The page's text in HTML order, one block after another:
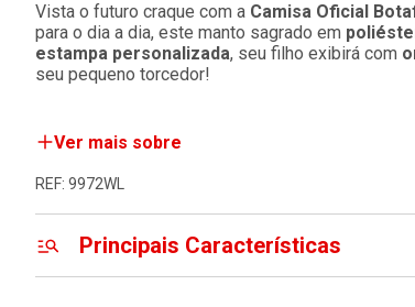
Vista o futuro craque com a Camisa Oficial
para o dia a dia, este manto sagrado em
estampa personalizada, seu filho exibirá com
seu pequeno torcedor!
Ver mais sobre
REF: 9972WL
Principais Características